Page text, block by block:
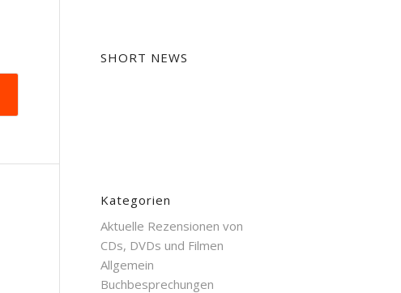
SHORT NEWS
Kategorien
Aktuelle Rezensionen von
CDs, DVDs und Filmen
Allgemein
Buchbesprechungen